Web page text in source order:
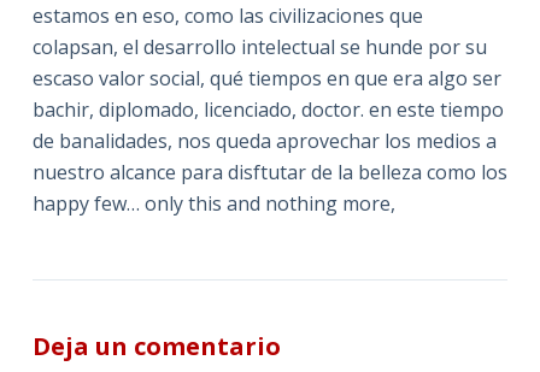
estamos en eso, como las civilizaciones que
colapsan, el desarrollo intelectual se hunde por su
escaso valor social, qué tiempos en que era algo ser
bachir, diplomado, licenciado, doctor. en este tiempo
de banalidades, nos queda aprovechar los medios a
nuestro alcance para disftutar de la belleza como los
happy few… only this and nothing more,
Deja un comentario